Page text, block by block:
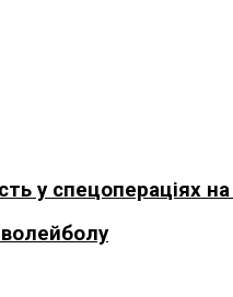
у спецопераціях